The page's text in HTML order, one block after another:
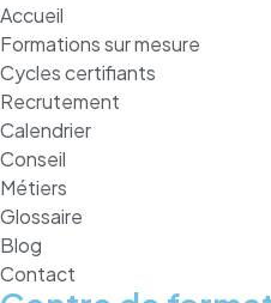
Accueil
Formations sur mesure
Cycles certifiants
Recrutement
Calendrier
Conseil
Métiers
Glossaire
Blog
Contact